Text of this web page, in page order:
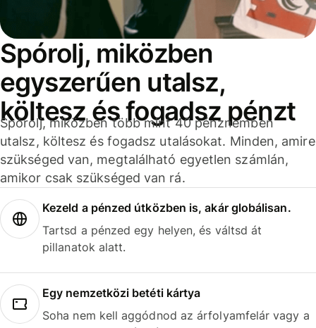
Spórolj, miközben
egyszerűen utalsz,
költesz és fogadsz pénzt
Spórolj, miközben több mint 40 pénznemben
utalsz, költesz és fogadsz utalásokat. Minden, amire
szükséged van, megtalálható egyetlen számlán,
amikor csak szükséged van rá.
Kezeld a pénzed útközben is, akár globálisan.
Tartsd a pénzed egy helyen, és váltsd át
pillanatok alatt.
Egy nemzetközi betéti kártya
Soha nem kell aggódnod az árfolyamfelár vagy a